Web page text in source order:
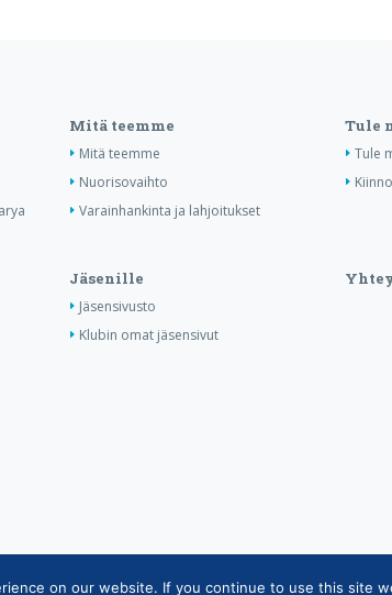
Mitä teemme
Mitä teemme
Nuorisovaihto
Varainhankinta ja lahjoitukset
Tule
Tule
Jäsenille
Jäsensivusto
Klubin omat jäsensivut
tietosuojaseloste|Henkilötietojen käsittely
on our website. If you continue to use this site